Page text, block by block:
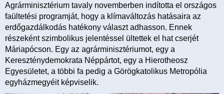
Agrárminisztérium tavaly novemberben indította el országos
faültetési programját, hogy a klímaváltozás hatásaira az
erdőgazdálkodás hatékony választ adhasson. Ennek
részeként szimbolikus jelentéssel ültettek el hat cserjét
Máriapócson. Egy az agrárminisztériumot, egy a
Kereszténydemokrata Néppártot, egy a Hierotheosz
Egyesületet, a többi fa pedig a Görögkatolikus Metropólia
egyházmegyéit képviselik.